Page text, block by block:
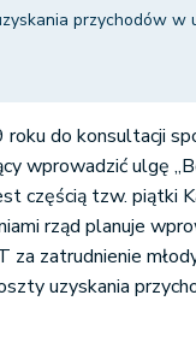
przychodów w
do konsultacji
wprowadzić ulgę
częścią tzw. piątki
rząd planuje
za zatrudnienie
uzyskania